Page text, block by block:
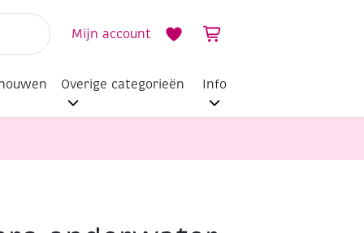
Mijn account
Overige categorieën Info